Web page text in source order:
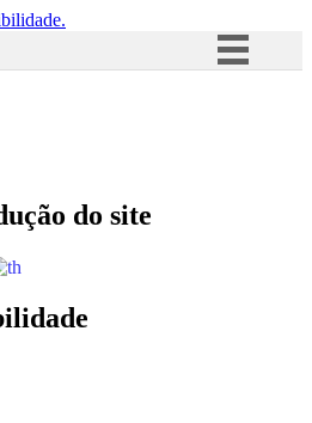
Acesso à informação
do site